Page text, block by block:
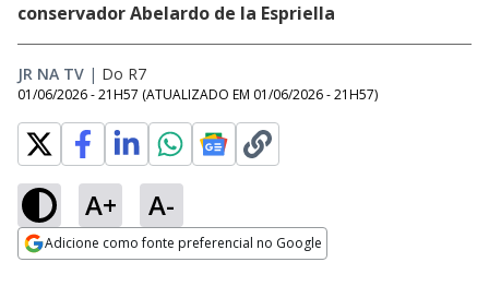
conservador Abelardo de la Espriella
JR NA TV | Do R7
01/06/2026 - 21H57 (ATUALIZADO EM 01/06/2026 - 21H57)
A+ A-
Adicione como fonte preferencial no Google
Ativar
100.00%